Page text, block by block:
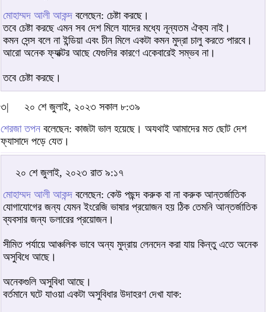
মোহাম্মদ আলী আকন্দ বলেছেন: চেষ্টা করছে।
তবে চেষ্টা করছে এমন সব দেশ মিলে যাদের মধ্যে নূন্যতম ঐক্য নাই।
কমন সেন্স বলে না ইন্ডিয়া এবং চীন মিলে একটা কমন মুদ্রা চালু করতে পারবে।
আরো অনেক ফ্যাক্টর আছে যেগুলির কারণে একেবারেই সম্ভব না।
তবে চেষ্টা করছে।
৩|
২০ শে জুলাই, ২০২৩ সকাল ৮:৩৯
শেরজা তপন বলেছেন: কাজটা ভাল হয়েছে। অযথাই আমাদের মত ছোট দেশ
ফ্যাসাদে পড়ে যেত।
২০ শে জুলাই, ২০২৩ রাত ৯:১৭
মোহাম্মদ আলী আকন্দ বলেছেন: কেউ পছন্দ করুক বা না করুক আন্তর্জাতিক
যোগাযোগের জন্য যেমন ইংরেজি ভাষার প্রয়োজন হয় ঠিক তেমনি আন্তর্জাতিক
ব্যবসার জন্য ডলারের প্রয়োজন।
সীমিত পর্যায়ে আঞ্চলিক ভাবে অন্য মুদ্রায় লেনদেন করা যায় কিন্তু এতে অনেক
অসুবিধে আছে।
অনেকগুলি অসুবিধা আছে।
বর্তমানে ঘটে যাওয়া একটা অসুবিধার উদাহরণ দেখা যাক: